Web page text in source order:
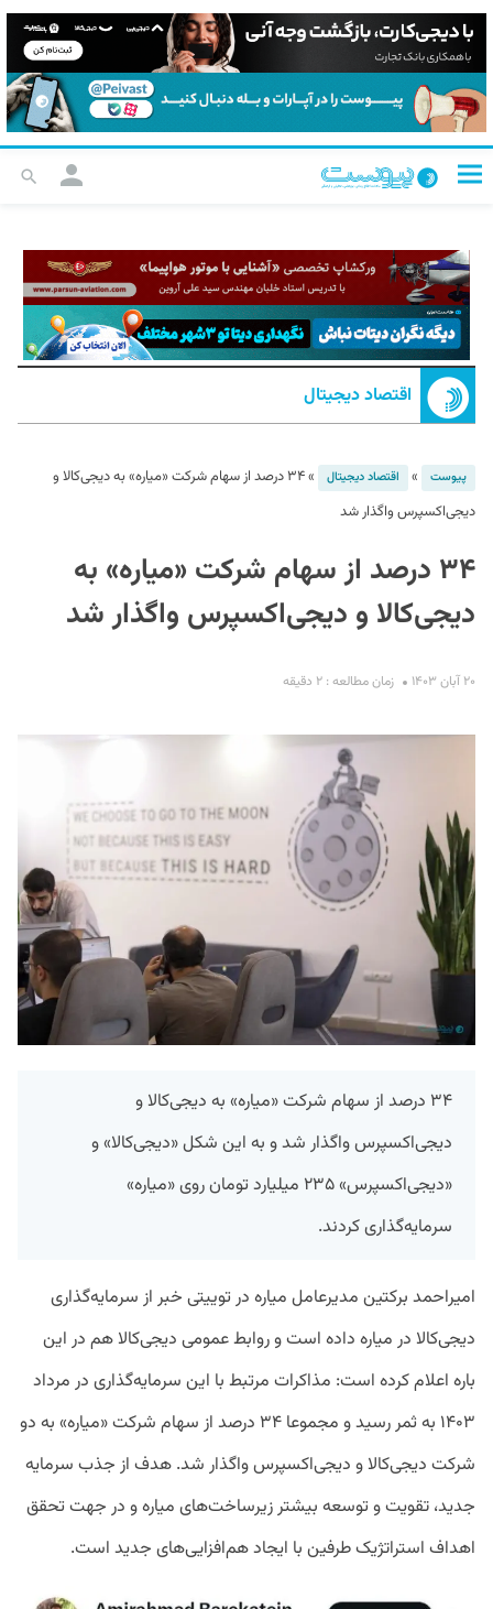
اقتصاد دیجیتال
پیوست » اقتصاد دیجیتال »
۳۴ درصد از سهام شرکت «میاره» به دیجی‌کالا و
دیجی‌اکسپرس واگذار شد
۳۴ درصد از سهام شرکت «میاره» به
دیجی‌کالا و دیجی‌اکسپرس واگذار شد
۲۰ آبان ۱۴۰۳ زمان مطالعه : ۲ دقیقه
۳۴ درصد از سهام شرکت «میاره» به دیجی‌کالا و
دیجی‌اکسپرس واگذار شد و به این شکل «دیجی‌کالا» و
«دیجی‌‌اکسپرس» ۲۳۵ میلیارد تومان روی «میاره»
سرمایه‌گذاری کردند.
امیراحمد برکتین مدیرعامل میاره در توییتی خبر از سرمایه‌گذاری
دیجی‌کالا در میاره داده است و روابط عمومی دیجی‌کالا هم در این
باره اعلام کرده است: مذاکرات مرتبط با این سرمایه‌گذاری در مرداد
۱۴۰۳ به ثمر رسید و مجموعا‌ ۳۴ درصد از سهام شرکت «میاره» به دو
شرکت دیجی‌کالا و دیجی‌اکسپرس واگذار شد. هدف از جذب سرمایه
جدید، تقویت و توسعه بیشتر زیرساخت‌های میاره و در جهت تحقق
اهداف استراتژیک طرفین با ایجاد هم‌افزایی‌های جدید است.